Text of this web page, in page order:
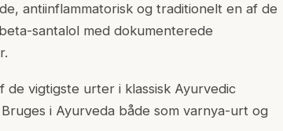
antiinflammatorisk og traditionelt en af de
santalol med dokumenterede
de vigtigste urter i klassisk Ayurvedic
i Ayurveda både som varnya-urt og